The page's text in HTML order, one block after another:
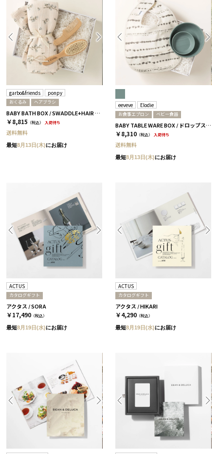
garbo&friends ponpy
おくるみ ヘアブラシ
BABY BATH BOX / SWADDLE+HAIR BRUSH / ブルーベル
￥8,815 （税込） 入荷待ち
送料無料
最短8月13日(木)にお届け
eeveve Elodie
お食事エプロン ベビー食器
BABY TABLE WARE BOX / ドロップス / マーブルグリーン
￥8,310 （税込） 入荷待ち
送料無料
最短8月13日(木)にお届け
ACTUS
カタログギフト
アクタス / SORA
￥17,490 （税込）
最短8月19日(水)にお届け
ACTUS
カタログギフト
アクタス / HIKARI
￥4,290 （税込）
最短8月19日(水)にお届け